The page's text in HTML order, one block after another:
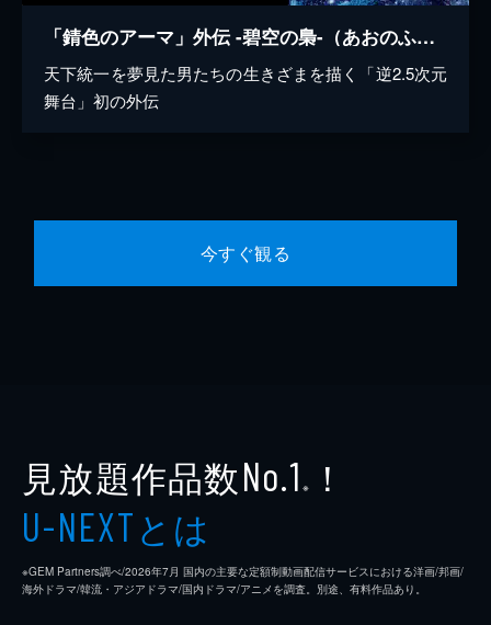
「錆色のアーマ」外伝 -碧空の梟-（あおのふくろう）
天下統一を夢見た男たちの生きざまを描く「逆2.5次元
舞台」初の外伝
今すぐ観る
見放題作品数No.1 ※ ！
U-NEXTとは
※GEM Partners調べ/2026年7⽉ 国内の主要な定額制動画配信サービスにおける洋画/邦画/
海外ドラマ/韓流・アジアドラマ/国内ドラマ/アニメを調査。別途、有料作品あり。